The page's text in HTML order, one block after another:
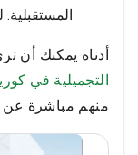
أدناه يمكنك أن
التجميلية في
منهم مباشرة